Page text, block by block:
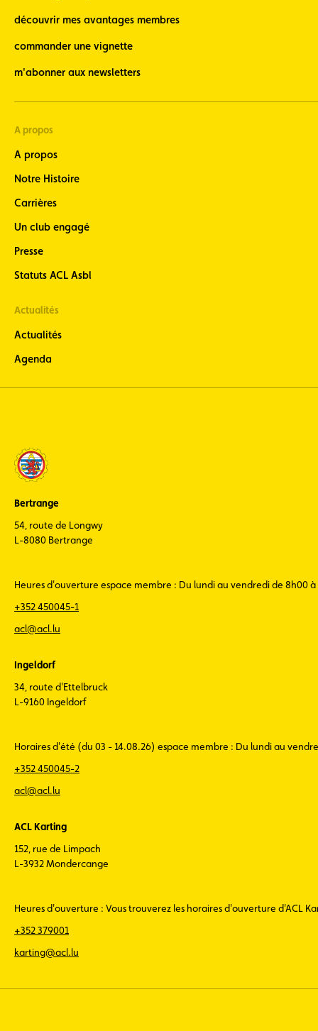
découvrir mes avantages membres
commander une vignette
m'abonner aux newsletters
A propos
A propos
Notre Histoire
Carrières
Un club engagé
Presse
Statuts ACL Asbl
Actualités
Actualités
Agenda
Bertrange
54, route de Longwy
L-8080 Bertrange
Heures d'ouverture espace membre : Du lundi au vendredi de 8h00 à
+352 450045-1
acl@acl.lu
Ingeldorf
34, route d'Ettelbruck
L-9160 Ingeldorf
Horaires d'été (du 03 - 14.08.26) espace membre : Du lundi au
+352 450045-2
acl@acl.lu
ACL Karting
152, rue de Limpach
L-3932 Mondercange
Heures d'ouverture : Vous trouverez les horaires d'ouverture d'ACL
+352 379001
karting@acl.lu